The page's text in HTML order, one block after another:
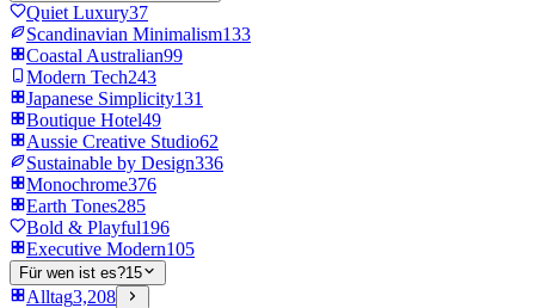
Quiet Luxury37
Scandinavian Minimalism133
Coastal Australian99
Modern Tech243
Japanese Simplicity131
Boutique Hotel49
Aussie Creative Studio62
Sustainable by Design336
Monochrome376
Earth Tones285
Bold & Playful196
Executive Modern105
Für wen ist es?15
Alltag3,208